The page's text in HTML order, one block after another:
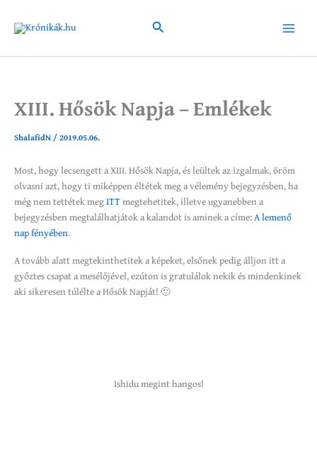
content
Search
Main
XIII. Hősök Napja – Emlékek
ShalafidN /2019.05.06.
Most, hogy lecsengett a XIII. Hősök Napja, és leültek az izgalmak, öröm
olvasni azt, hogy ti miképpen éltétek meg a vélemény bejegyzésben, ha
még nem tettétek megITTmegtehetitek, illetve ugyanebben a
bejegyzésben megtalálhatjátok a kalandot is aminek a címe:A lemenő
nap fényében.
A tovább alatt megtekinthetitek a képeket, elsőnek pedig álljon itt a
győztes csapat a mesélőjével, ezúton is gratulálok nekik és mindenkinek
aki sikeresen túlélte a Hősök Napját! 🙂
Ishidu megint hangos!